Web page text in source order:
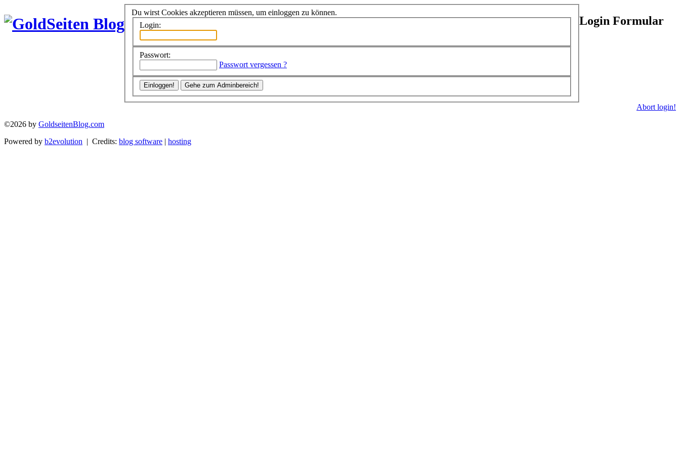
Login Formular
Du wirst Cookies akzeptieren müssen, um einloggen zu können.
Login:
Passwort:
Passwort vergessen ?
Abort login!
©2026 by GoldseitenBlog.com
Powered by b2evolution | Credits: blog software | hosting